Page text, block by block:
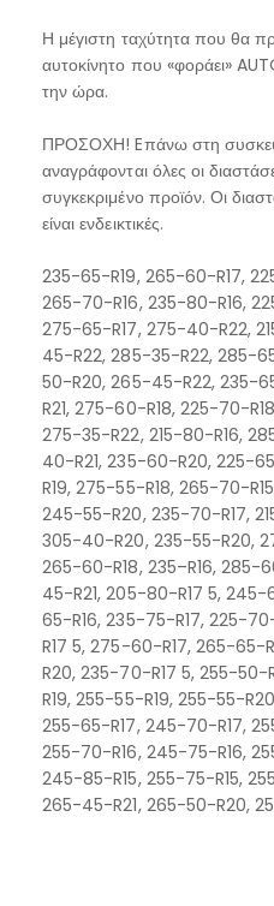
Η μέγιστη ταχύτητα που θα
αυτοκίνητο που «φοράει»
την ώρα.
ΠΡΟΣΟΧΗ! Eπάνω στη
αναγράφονται όλες οι
συγκεκριμένο προϊόν. Οι
είναι ενδεικτικές.
235-65-R19, 265-60-R17,
265-70-R16, 235-80-R16,
275-65-R17, 275-40-R22,
45-R22, 285-35-R22, 285-
50-R20, 265-45-R22, 235-
R21, 275-60-R18, 225-70-
275-35-R22, 215-80-R16,
40-R21, 235-60-R20, 225-
R19, 275-55-R18, 265-70-
245-55-R20, 235-70-R17,
305-40-R20, 235-55-R20,
265-60-R18, 235–R16, 285-
45-R21, 205-80-R17 5,
65-R16, 235-75-R17, 225-
R17 5, 275-60-R17, 265-
R20, 235-70-R17 5, 255-
R19, 255-55-R19, 255-55-
255-65-R17, 245-70-R17,
255-70-R16, 245-75-R16,
245-85-R15, 255-75-R15,
265-45-R21, 265-50-R20,